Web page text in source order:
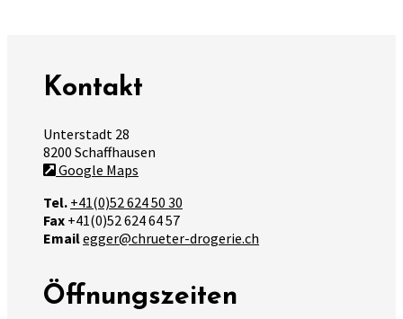
Kontakt
Unterstadt 28
8200 Schaffhausen
Google Maps
Tel. +41(0)52 624 50 30
Fax +41(0)52 624 64 57
Emailegger@chrueter-drogerie.ch
Öffnungszeiten